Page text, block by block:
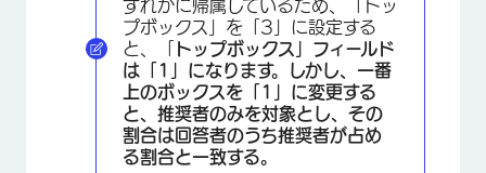
ずれかに帰属しているため、「トッ
プボックス」を「3」に設定する
と、「
トップボックス」フィールド
は「1」になります。しかし、一番
上のボックスを「1」に変更する
と、推奨者のみを対象とし、その
割合は回答者のうち推奨者が占め
る割合と一致する。